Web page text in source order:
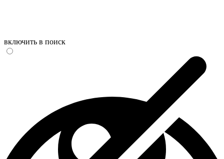
включить в поиск